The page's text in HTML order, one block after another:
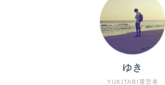
YUKITABI運営者
ゆき